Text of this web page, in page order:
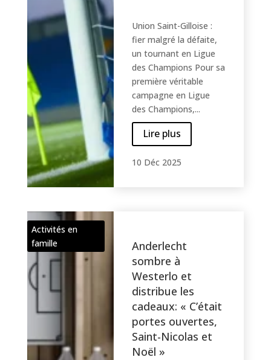
Union Saint-Gilloise :
fier malgré la défaite,
un tournant en Ligue
des Champions Pour sa
première véritable
campagne en Ligue
des Champions,...
Lire plus
10 Déc 2025
Activités en
famille
Anderlecht
sombre à
Westerlo et
distribue les
cadeaux: « C’était
portes ouvertes,
Saint-Nicolas et
Noël »